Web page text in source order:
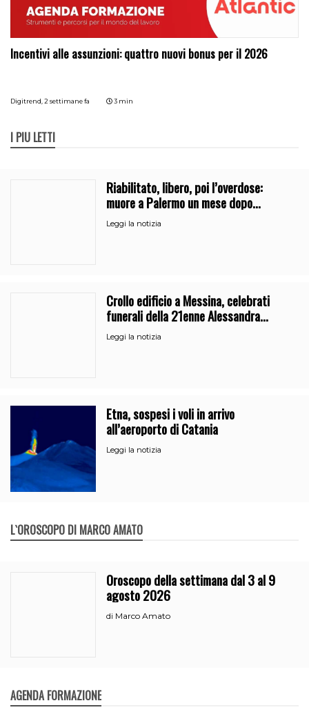
Incentivi alle assunzioni: quattro nuovi bonus per il 2026
Digitrend, 2 settimane fa 3 min
I PIÙ LETTI
Riabilitato, libero, poi l’overdose:
muore a Palermo un mese dopo
l’uscita dalla comunità
Leggi la notizia
Crollo edificio a Messina, celebrati
funerali della 21enne Alessandra
Frazzica
Leggi la notizia
Etna, sospesi i voli in arrivo
all’aeroporto di Catania
Leggi la notizia
L`OROSCOPO DI MARCO AMATO
Oroscopo della settimana dal 3 al 9
agosto 2026
di Marco Amato
AGENDA FORMAZIONE